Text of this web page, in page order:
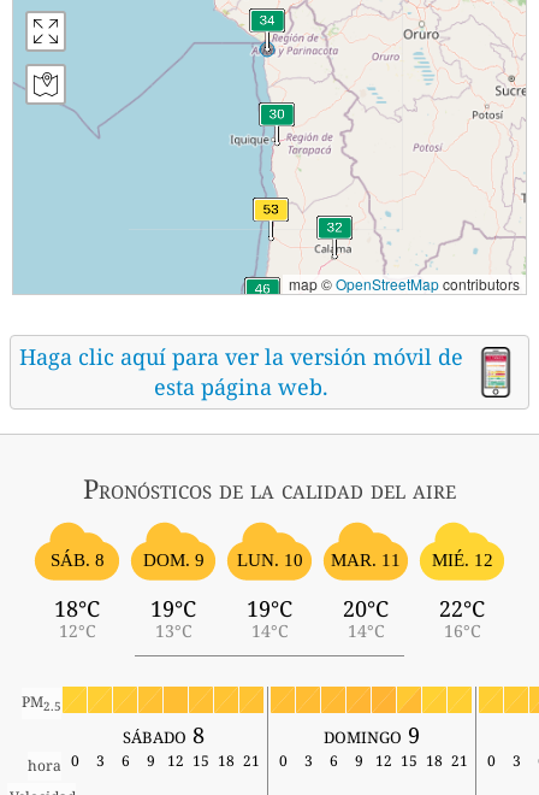
map ©OpenStreetMapcontributors
Haga clic aquí para ver la versión móvil de
esta página web.
Pronósticos de la calidad del aire
SÁB. 8
18°C
12°C
DOM. 9
19°C
13°C
LUN. 10
19°C
14°C
MAR. 11
20°C
14°C
MIÉ. 12
22°C
16°C
PM2.5
sábado 8 domingo 9
hora 0 3 6 9 12 15 18 21 0 3 6 9 12 15 18 21 0 3